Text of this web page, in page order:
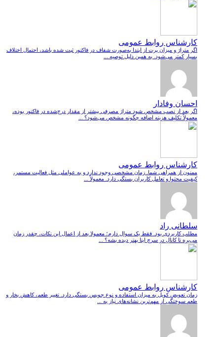
کارشناس روابط عمومی
اگر متراژ و میزان پرت از ابتدا به‌صورت شفاف در فاکتور ثبت شده باشد، احتمال اختلاف
بسیار کمتر می‌شود. به همین دلیل توصیه ...
احسان وفادار
اگر بعد از نصب مشخص شود متراژ مصرفی بیشتر از مقدار درج‌شده در فاکتور بوده،
معمولاً تکلیف هزینه اضافه چگونه مشخص می‌شود؟ ...
کارشناس روابط عمومی
ممنون از همراهی شما. زمان مشخصی وجود ندارد و به عواملی مثل فعالیت مستمر،
کیفیت محتوا و تعامل کاربران بستگی دارد. معمولاً ...
سلطانی راد
مطلب کاربردی بود. فقط یک سوال دارم؛ معمولا بعد از اعمال این نکات، چقدر زمان
می‌بره تا کانال در سرچ ایتا بهتر دیده بشه؟ ...
کارشناس روابط عمومی
زمان تعویض کویل به میزان استفاده و نوع جویس بستگی دارد. تغییر طعم، کاهش بخار و
طعم سوختگی از مهم‌ترین نشانه‌های نیاز به ...